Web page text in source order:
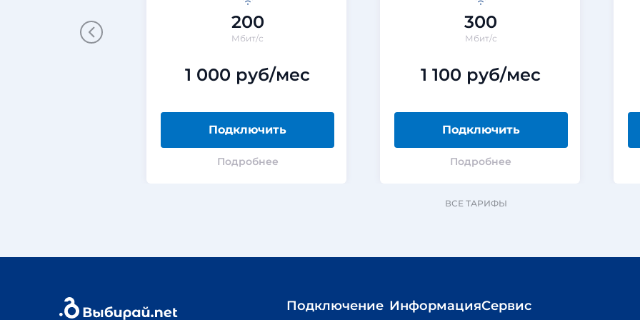
200
Мбит/с
1 000 руб/мес
Подключить
Подробнее
300
Мбит/с
1 100 руб/мес
Подключить
Подробнее
ВСЕ ТАРИФЫ
Подключение ИнформацияСервис